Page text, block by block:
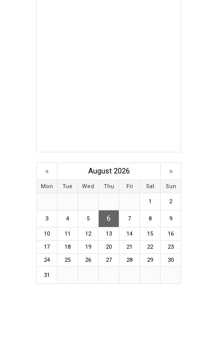
« August 2026 »
Mon Tue Wed Thu Fri Sat Sun
1 2
3 4 5 6 7 8 9
10 11 12 13 14 15
16
17
18 19 20 21 22
23
24
25 26 27 28 29 30
31